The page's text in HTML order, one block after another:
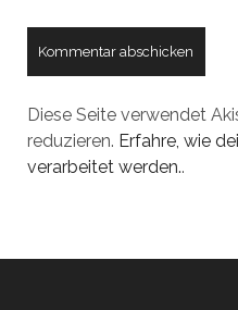
Diese Seite verwendet
reduzieren. Erfahre, wie
verarbeitet werden..